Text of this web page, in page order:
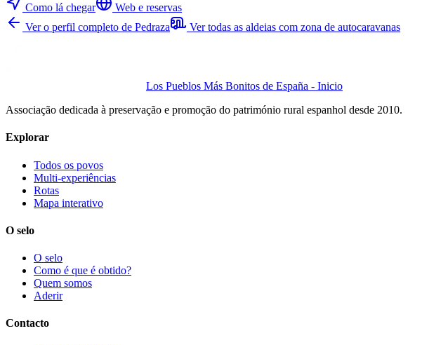
Como lá chegar
Web e reservas
Ver o perfil completo de Pedraza
Ver todas as aldeias com zona de autocaravanas
Los Pueblos Más Bonitos de España - Inicio
Associação dedicada à preservação e promoção do património rural espanhol desde 2010.
Explorar
Todos os povos
Multi-experiências
Rotas
Mapa interativo
O selo
O selo
Como é que é obtido?
Quem somos
Aderir
Contacto